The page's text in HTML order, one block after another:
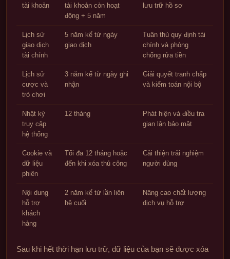
tài khoản
tài khoản còn hoạt
động + 5 năm
lưu trữ hồ sơ
Lịch sử
giao dịch
tài chính
5 năm kể từ ngày
giao dịch
Tuân thủ quy định tài
chính và phòng
chống rửa tiền
Lịch sử
cược và
trò chơi
3 năm kể từ ngày ghi
nhận
Giải quyết tranh chấp
và kiểm toán nội bộ
Nhật ký
truy cập
hệ thống
12 tháng
Phát hiện và điều tra
gian lận bảo mật
Cookie và
dữ liệu
phiên
Tối đa 12 tháng hoặc
đến khi xóa thủ công
Cải thiện trải nghiệm
người dùng
Nội dung
hỗ trợ
khách
hàng
2 năm kể từ lần liên
hệ cuối
Nâng cao chất lượng
dịch vụ hỗ trợ
Sau khi hết thời hạn lưu trữ, dữ liệu của bạn sẽ được xóa